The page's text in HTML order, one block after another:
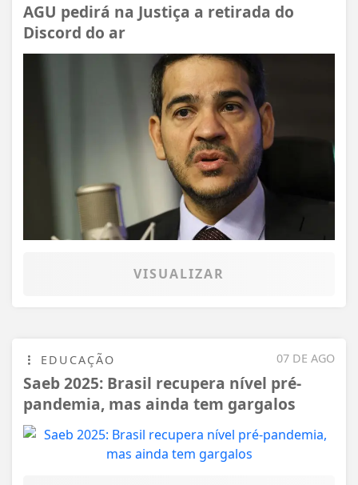
AGU pedirá na Justiça a retirada do
Discord do ar
VISUALIZAR
07 DE AGO
EDUCAÇÃO
Saeb 2025: Brasil recupera nível pré-
pandemia, mas ainda tem gargalos